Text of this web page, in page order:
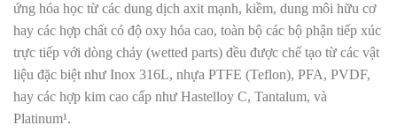
ứng hóa học từ các dung dịch axit mạnh, kiềm, dung môi hữu cơ
hay các hợp chất có độ oxy hóa cao, toàn bộ các bộ phận tiếp xúc
trực tiếp với dòng chảy (wetted parts) đều được chế tạo từ các vật
liệu đặc biệt như Inox 316L, nhựa PTFE (Teflon), PFA, PVDF,
hay các hợp kim cao cấp như Hastelloy C, Tantalum, và
Platinum¹.